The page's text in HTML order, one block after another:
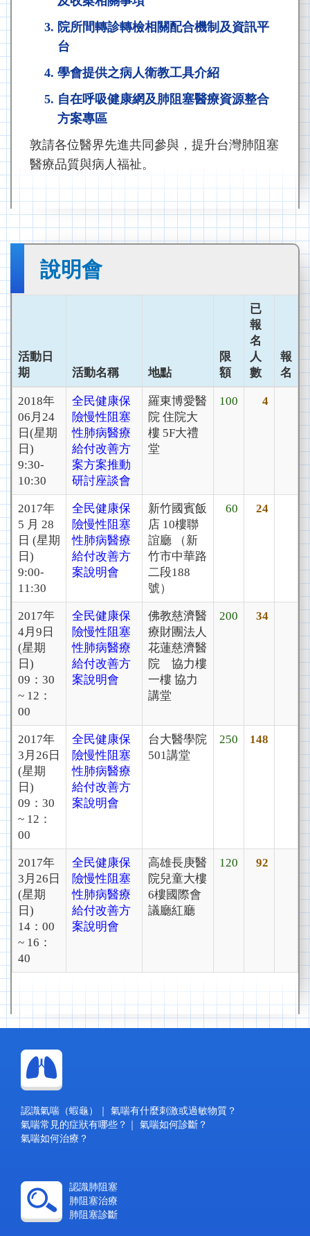
院所間轉診轉檢相關配合機制及資訊平
台
學會提供之病人衛教工具介紹
自在呼吸健康網及肺阻塞醫療資源整合
方案專區
敦請各位醫界先進共同參與，提升台灣肺阻塞
醫療品質與病人福祉。
說明會
活動日
期
活動名稱 地點
限
額
已
報
名
人
數
報
名
2018年
06月24
日(星期
日)
9:30-
10:30
全民健康保
險慢性阻塞
性肺病醫療
給付改善方
案方案推動
研討座談會
羅東博愛醫
院 住院大
樓 5F大禮
堂
100 4
2017年
5 月 28
日 (星期
日)
9:00-
11:30
全民健康保
險慢性阻塞
性肺病醫療
給付改善方
案說明會
新竹國賓飯
店 10樓聯
誼廳 （新
竹市中華路
二段188
號）
60 24
2017年
4月9日
(星期
日)
09：30
~ 12：
00
全民健康保
險慢性阻塞
性肺病醫療
給付改善方
案說明會
佛教慈濟醫
療財團法人
花蓮慈濟醫
院 協力樓
一樓 協力
講堂
200 34
2017年
3月26日
(星期
日)
09：30
~ 12：
00
全民健康保
險慢性阻塞
性肺病醫療
給付改善方
案說明會
台大醫學院
501講堂
250 148
2017年
3月26日
(星期
日)
14：00
~ 16：
40
全民健康保
險慢性阻塞
性肺病醫療
給付改善方
案說明會
高雄長庚醫
院兒童大樓
6樓國際會
議廳紅廳
120 92
認識氣喘（蝦龜）
氣喘有什麼刺激或過敏物質？
氣喘常見的症狀有哪些？
氣喘如何診斷？
氣喘如何治療？
認識肺阻塞
肺阻塞治療
肺阻塞診斷